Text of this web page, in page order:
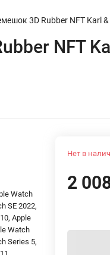
3D Rubber NFT Karl
NFT
Watch
SE 2022,
Apple
Watch
Series 5,
Нет в
2